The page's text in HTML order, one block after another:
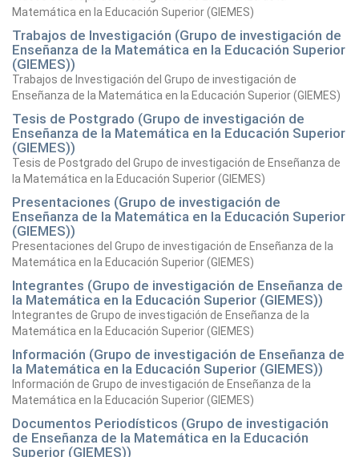
Matemática en la Educación Superior (GIEMES)
Trabajos de Investigación (Grupo de investigación de
Enseñanza de la Matemática en la Educación Superior
(GIEMES))
Trabajos de Investigación del Grupo de investigación de
Enseñanza de la Matemática en la Educación Superior (GIEMES)
Tesis de Postgrado (Grupo de investigación de
Enseñanza de la Matemática en la Educación Superior
(GIEMES))
Tesis de Postgrado del Grupo de investigación de Enseñanza de
la Matemática en la Educación Superior (GIEMES)
Presentaciones (Grupo de investigación de
Enseñanza de la Matemática en la Educación Superior
(GIEMES))
Presentaciones del Grupo de investigación de Enseñanza de la
Matemática en la Educación Superior (GIEMES)
Integrantes (Grupo de investigación de Enseñanza de
la Matemática en la Educación Superior (GIEMES))
Integrantes de Grupo de investigación de Enseñanza de la
Matemática en la Educación Superior (GIEMES)
Información (Grupo de investigación de Enseñanza de
la Matemática en la Educación Superior (GIEMES))
Información de Grupo de investigación de Enseñanza de la
Matemática en la Educación Superior (GIEMES)
Documentos Periodísticos (Grupo de investigación
de Enseñanza de la Matemática en la Educación
Superior (GIEMES))